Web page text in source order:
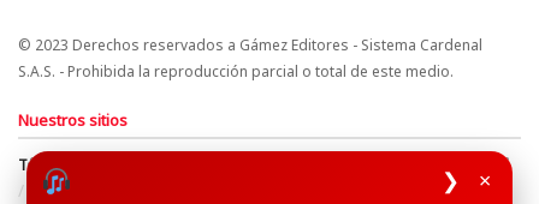
❯ ×
© 2023 Derechos reservados a Gámez Editores - Sistema Cardenal
S.A.S. - Prohibida la reproducción parcial o total de este medio.
Nuestros sitios
Términos y Condiciones
Derechos de Autor y Propiedad Intelectual
Política de uso de cookies
Política de Tratamiento de Datos